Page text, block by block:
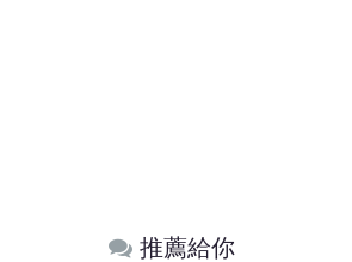
推薦給你